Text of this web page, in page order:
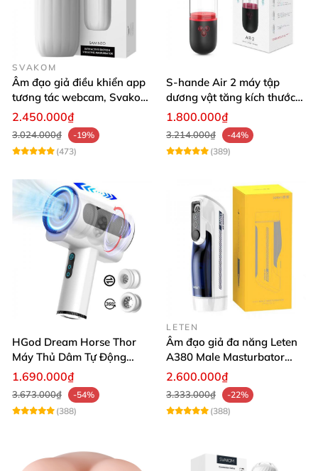
SVAKOM
Âm đạo giả điều khiển app
tương tác webcam, Svakom
Sam Neo
2.450.000₫
3.024.000₫
-19%
(473)
S-hande Air 2 máy tập
dương vật tăng kích thước
tự động cao cấp
1.800.000₫
3.214.000₫
-44%
(389)
HGod Dream Horse Thor
Máy Thủ Dâm Tự Động
Rung Thụt Xoay 360 Độ
1.690.000₫
3.673.000₫
-54%
(388)
LETEN
Âm đạo giả đa năng Leten
A380 Male Masturbator
Version 4
2.600.000₫
3.333.000₫
-22%
(388)